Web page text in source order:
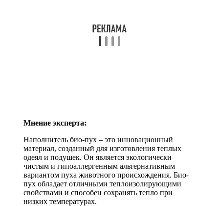
Мнение эксперта:
Наполнитель био-пух – это инновационный
материал, созданный для изготовления теплых
одеял и подушек. Он является экологически
чистым и гипоаллергенным альтернативным
вариантом пуха животного происхождения. Био-
пух обладает отличными теплоизолирующими
свойствами и способен сохранять тепло при
низких температурах.